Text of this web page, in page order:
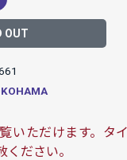
OUT
いただけます。タ
ださい。